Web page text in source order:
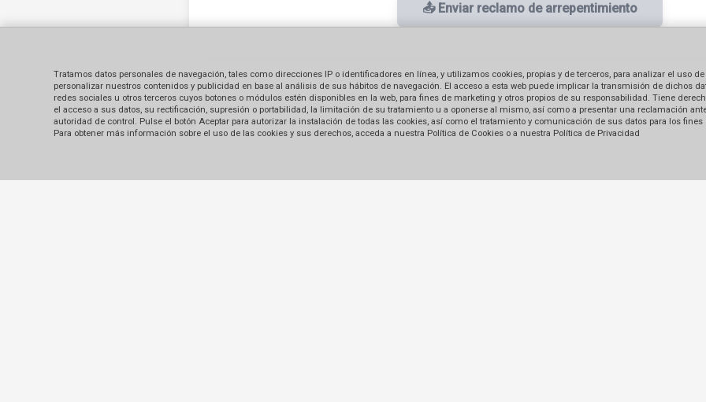
📤 Enviar reclamo de arrepentimiento
Tratamos datos personales de navegación, tales como direcciones IP o identificadores en línea, y utilizamos cookies, propias y de terceros, para analizar el uso de
personalizar nuestros contenidos y publicidad en base al análisis de sus hábitos de navegación. El acceso a esta web puede implicar la transmisión de dichos
redes sociales u otros terceros cuyos botones o módulos estén disponibles en la web, para fines de marketing y otros propios de su responsabilidad. Tiene
el acceso a sus datos, su rectificación, supresión o portabilidad, la limitación de su tratamiento u a oponerse al mismo, así como a presentar una reclamación
autoridad de control. Pulse el botón Aceptar para autorizar la instalación de todas las cookies, así como el tratamiento y comunicación de sus datos para los fines
Para obtener más información sobre el uso de las cookies y sus derechos, acceda a nuestra Política de Cookies o a nuestra Política de Privacidad